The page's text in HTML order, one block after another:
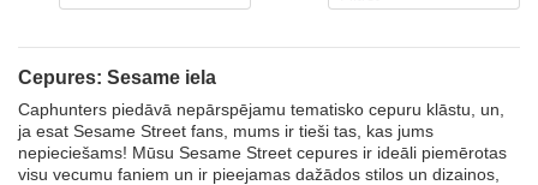
Cepures: Sesame iela
Caphunters piedāvā nepārspējamu tematisko cepuru klāstu, un,
ja esat Sesame Street fans, mums ir tieši tas, kas jums
nepieciešams! Mūsu Sesame Street cepures ir ideāli piemērotas
visu vecumu faniem un ir pieejamas dažādos stilos un dizainos,